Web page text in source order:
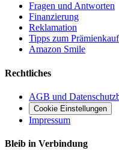
Fragen und Antworten
Finanzierung
Reklamation
Tipps zum Prämienkauf
Amazon Smile
Rechtliches
AGB und
Cookie Einstellungen
Impressum
Bleib in Verbindung